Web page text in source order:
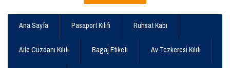
Ana Sayfa Pasaport Kılıfı Ruhsat Kabı
Aile Cüzdanı Kılıfı Bagaj Etiketi Av Tezkeresi Kılıfı